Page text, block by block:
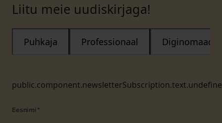
Liitu meie uudiskirjaga!
Puhkaja Professionaal Diginomaad
Eesnimi *